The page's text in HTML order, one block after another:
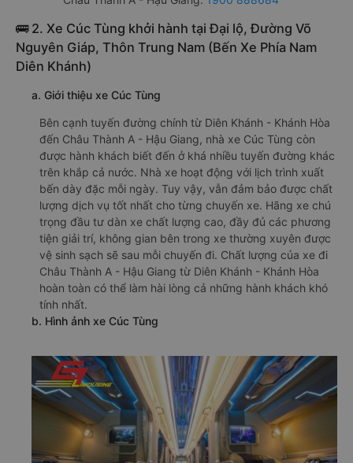
🚌 2. Xe Cúc Tùng khởi hành tại Đại lộ, Đường Võ
Nguyên Giáp, Thôn Trung Nam (Bến Xe Phía Nam
Diên Khánh)
a. Giới thiệu xe Cúc Tùng
Bên cạnh tuyến đường chính từ Diên Khánh - Khánh Hòa
đến Châu Thành A - Hậu Giang, nhà xe Cúc Tùng còn
được hành khách biết đến ở khá nhiều tuyến đường khác
trên khắp cả nước. Nhà xe hoạt động với lịch trình xuất
bến dày đặc mỗi ngày. Tuy vậy, vẫn đảm bảo được chất
lượng dịch vụ tốt nhất cho từng chuyến xe. Hãng xe chú
trọng đầu tư dàn xe chất lượng cao, đầy đủ các phương
tiện giải trí, không gian bên trong xe thường xuyên được
vệ sinh sạch sẽ sau mỗi chuyến đi. Chất lượng của xe đi
Châu Thành A - Hậu Giang từ Diên Khánh - Khánh Hòa
hoàn toàn có thể làm hài lòng cả những hành khách khó
tính nhất.
b. Hình ảnh xe Cúc Tùng